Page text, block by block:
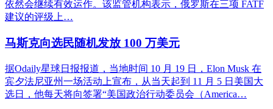
依然会继续有效运作。该监管机构表示，俄罗斯在三项 FATF
建议的评级上…
马斯克向选民随机发放 100 万美元
据Odaily星球日报报道，当地时间 10 月 19 日，Elon Musk 在
宾夕法尼亚州一场活动上宣布，从当天起到 11 月 5 日美国大
选日，他每天将向签署“美国政治行动委员会（America…